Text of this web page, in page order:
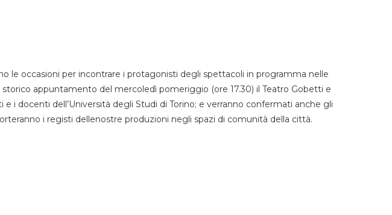
le occasioni per incontrare i protagonisti degli spettacoli in programma nelle
appuntamento del mercoledì pomeriggio (ore 17.30) il Teatro Gobetti e
i docenti dell’Università degli Studi di Torino; e verranno confermati anche gli
i registi dellenostre produzioni negli spazi di comunità della città.